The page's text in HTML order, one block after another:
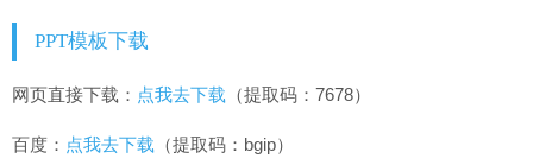
PPT模板下载
网页直接下载： 点我去下载 （提取码：7678）
百度： 点我去下载 （提取码：bgip）